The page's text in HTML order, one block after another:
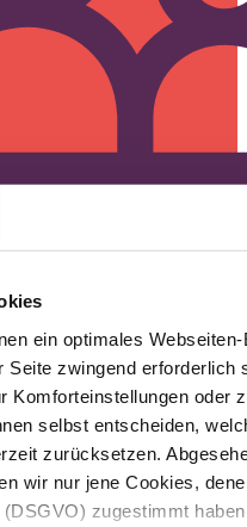
ein optimales
Seite zwingend erforderlich
Komforteinstellungen oder
selbst entscheiden,
zurücksetzen.
wir nur jene Cookies,
zugestimmt
nicht hinter den
dass wir die besten
der ersten Idee bis zur
zusammenarbeiten.